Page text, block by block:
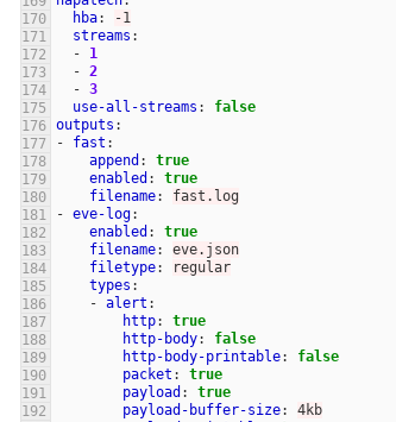
hba:
-1
streams :
-
1
- 2
- 3
use-all-streams :
false
outputs :
-
fast :
append :
true
enabled :
true
filename:
fast.log
- eve-log:
enabled :
true
filename:
eve.json
filetype:
regular
types :
- alert :
http:
true
http-body:
false
http-body-printable:
false
packet :
true
payload :
true
payload-buffer-size:
4kb